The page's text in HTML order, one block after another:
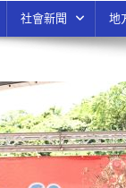
社會新聞 地